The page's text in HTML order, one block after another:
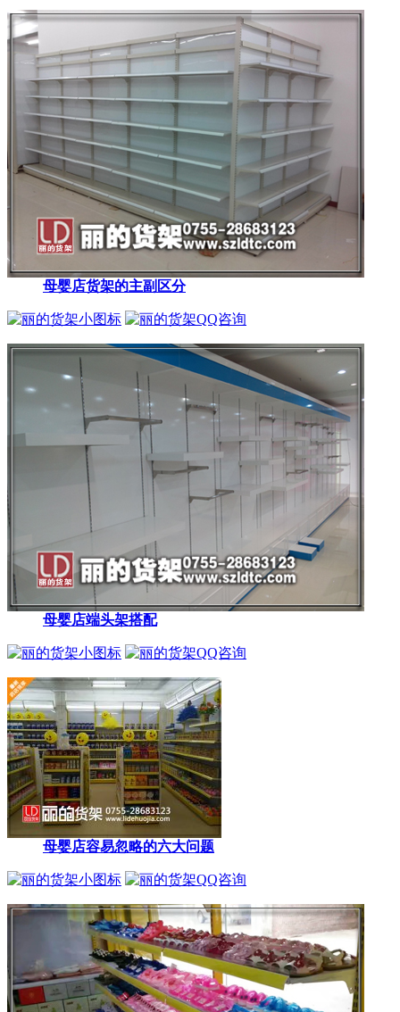
母婴店货架的主副区分
母婴店端头架搭配
母婴店容易忽略的六大问题